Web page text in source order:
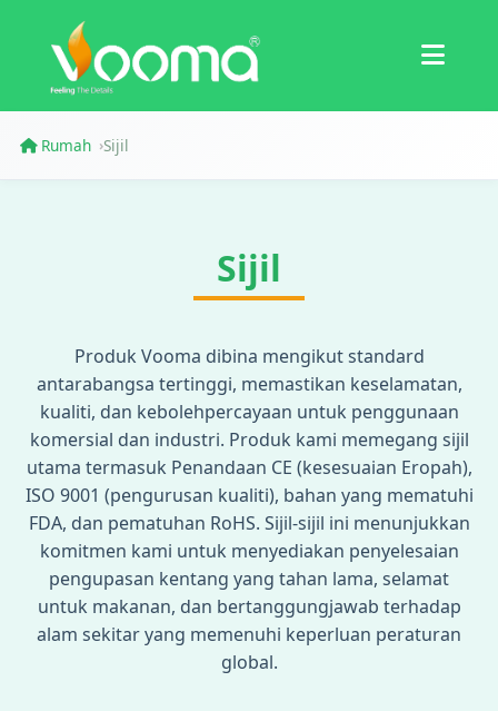
Sijil
Kajian Kes
Rumah ›Sijil
Sijil
Produk Vooma dibina mengikut standard
antarabangsa tertinggi, memastikan keselamatan,
kualiti, dan kebolehpercayaan untuk penggunaan
komersial dan industri. Produk kami memegang sijil
utama termasuk Penandaan CE (kesesuaian Eropah),
ISO 9001 (pengurusan kualiti), bahan yang mematuhi
FDA, dan pematuhan RoHS. Sijil-sijil ini menunjukkan
komitmen kami untuk menyediakan penyelesaian
pengupasan kentang yang tahan lama, selamat
untuk makanan, dan bertanggungjawab terhadap
alam sekitar yang memenuhi keperluan peraturan
global.